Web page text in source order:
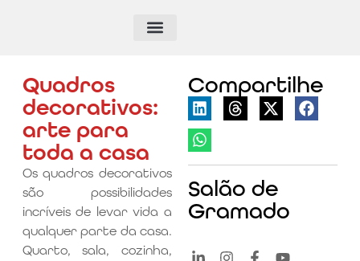
Compartilhe
Salão de
Gramado
Quadros
decorativos:
arte para
toda a casa
Os quadros decorativos
são possibilidades
incríveis de levar vida a
qualquer parte da casa.
Quarto, sala, cozinha,